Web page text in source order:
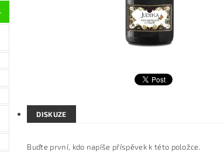
DISKUZE
Buďte první, kdo napíše příspěvek k této položce.